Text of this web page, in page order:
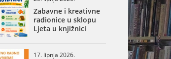
Zabavne i kreativne
radionice u sklopu
Ljeta u knjižnici
17. lipnja 2026.